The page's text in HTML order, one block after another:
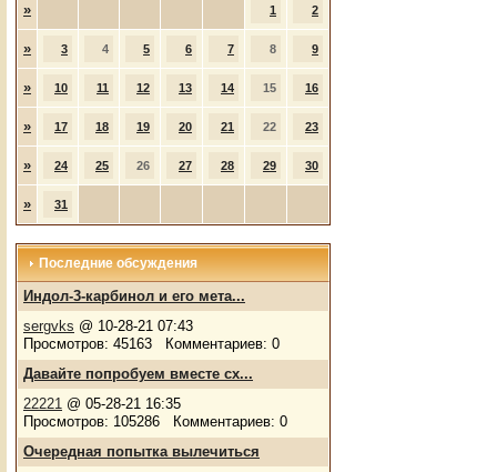
» 1 2
» 3 4 5 6 7 8 9
» 10 11 12 13 14 15 16
» 17 18 19 20 21 22 23
» 24 25 26 27 28 29 30
» 31
Последние обсуждения
Индол-3-карбинол и его мета...
sergvks @ 10-28-21 07:43
Просмотров: 45163 Комментариев: 0
Давайте попробуем вместе сх...
22221 @ 05-28-21 16:35
Просмотров: 105286 Комментариев: 0
Очередная попытка вылечиться